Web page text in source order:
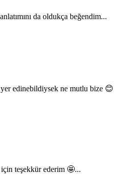
da oldukça beğendim...
yer edinebildiysek ne mutlu bize 😊
teşekkür ederim 🤩...